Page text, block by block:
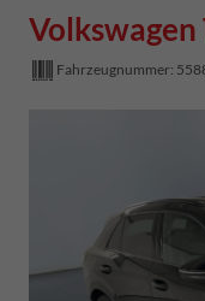
Volkswagen
Fahrzeugnummer: